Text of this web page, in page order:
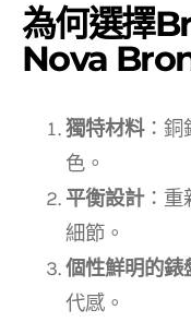
為何選擇
Nova
獨特材料：銅
色。
平衡設計：重
細節。
個性鮮明的錶
代感。